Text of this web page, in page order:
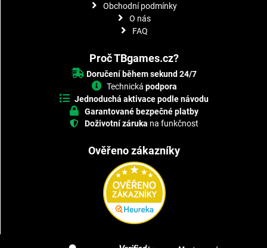
Obchodní podmínky
O nás
FAQ
Proč TBgames.cz?
Doručení během sekund 24/7
Technická podpora
Jednoduchá aktivace podle návodu
Garantované bezpečné platby
Doživotní záruka na funkčnost
Ověřeno zákazníky